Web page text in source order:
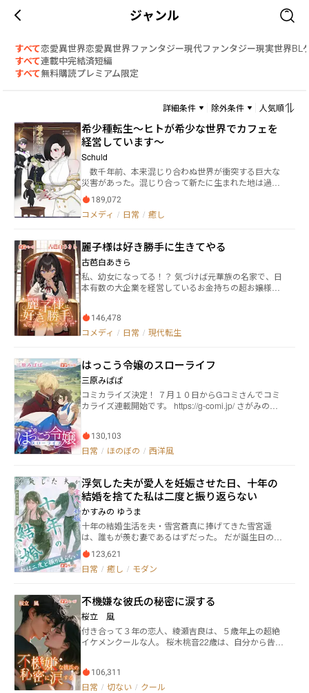
ジャンル
すべて恋愛異世界恋愛異世界ファンタジー現代ファンタジー現実世界BL
すべて連載中完結済短編
すべて無料購読プレミアム限定
詳細条件 除外条件 人気順
希少種転生～ヒトが希少な世界でカフェを
経営しています～
Schuld
数千年前、本来混じり合わぬ世界が衝突する巨大な
災害があった。混じり合って新たに生まれた地は過酷
な環境で高次の種族しか生存が適わず、独自の文化形
態を持って文明を再スタートするしかなかったが、安
定期に入った今、一つの種族が滅びに瀕していた。
併呑されたが、その脆い構造、短い寿命、才ある個体
とそうでない個体の極端な差から徐々に減少。現在の
生存数は十万を割り、最早少数民族と化していた。
一方でヒトは小さくて脆弱ながら、混じり合った世界
の他種族からは「可愛らしい」と呼ばれる容姿から珍
とで癒やされる愛玩動物的な立ち位置だ。 /そんな世
界に転生してしまった一人の男は、祖父からヒトの血
を絶やしてはならぬという遺言を受け取り、僅かな財
即ち、穏健なハーレムを作って人口現象に僅かなりと
も貢献しようという険しい道。そのため、彼は人脈を
築くべく高級カフェを開き、多くの他種族と関わる道
を選ぶ。人外ヒロイン多数の陰謀系ラブコメディー、
これより開幕。 ※9/24/2025より29話移行が有料化対象
となりました。 告知が大変遅れて申し訳ありませ
気になる! という方は作者に缶コーヒーでも奢ってや
るつもりでご購入いただけると幸いです。
189,072
コメディ / 日常 / 癒し
麗子様は好き勝手に生きてやる
古芭白あきら
私、幼女になってる！？ 気づけば元華族の名家で、日
本有数の大企業を経営しているお金持ちの超お嬢様、
った超ラッキー！……と思ってた時が私にもありまし
たよ、と。 小学校で出会ったのは、前世で愛読してた
て婚約者の御曹司から婚約破棄され家ごと没落させら
れる悪役お嬢様？ そんなのい～や～だ～。 私はあなた
達に関わらず恋に友情に青春にと人生を謳歌するか
ら、そっちはそっちで勝手にやってちょうだい。っ
て、どうしてあんた達が絡んでくるのよ！ 取り巻きお
の周りにわらわらと。 私は破滅人生を回避して、好き
勝手に生きてやる……はずだったのに、今日もほのぼ
のコメディ生活を送っております。 （この作品はフィ
ノベストリートにも投稿しております（ネオページで
先行投稿しております） ※※※ネオページ連載契約作品
【毎週火・土曜 夜更新】※※※
146,478
コメディ / 日常 / 現代転生
はっこう令嬢のスローライフ
三原みぱぱ
コミカライズ決定！ ７月１０日からGコミさんでコミ
カライズ連載開始です。 https://g-comi.jp/ さがみのの
って妹のアリスのお世話をして暮らしていた。 ファー
レン家の白百合と呼ばれるアリスに対し、「じゃない
サラの気持ちを無視して婚約が成立し、一年が過ぎた
ころ、ジェラール王子はサラに「真実の愛を見つけた
ので、婚約を破棄する」と言い放った。 それだけであ
れば、望まぬ婚約を破棄されただけだったのだが、ジ
ェラール王子はサラを暗殺未遂の罪で追放したのだっ
た。 僻地ランドールへ追放されたサラは、ある日突然
身に付けた異能の力を使い、一人暮らしを満喫してい
た。 そこにエリオットとハンナと言う旅の父娘が現
れ、奇妙な三人暮らしが始まったのだった。
130,103
日常 / ほのぼの / 西洋風
浮気した夫が愛人を妊娠させた日、十年の
結婚を捨てた私は二度と振り返らない
かすみの ゆうま
十年の結婚生活を夫・雪宮蒼真に捧げてきた雪宮遥
は、誰もが羨む妻であるはずだった。 だが誕生日の
夜、恩人を名乗る藤原美由紀が忍び込み、温かな家庭
は音を立てて崩れ始める。 蒼真は彼女を庇い、義母・
佳代も跡継ぎのために美由紀を手厚く迎え入れる。孤
見さえ奪った。 積み重なる裏切りと屈辱の果て、遥の
心は完全に凍りつき、やがて静かな決意へと変わる――す
べてを捨て、必ず彼らに思い知らせる。
123,621
日常 / 癒し / モダン
不機嫌な彼氏の秘密に涙する
桜立 風
付き合って３年の恋人、綾瀬吉良は、５歳年上の超絶
イケメンクールな人。 桜木桃音22歳は、自分から告白
きしめたり、そもそも会えなかったり、連絡もあまり
してくるなとか言うし…本当に自分は愛されているの
106,311
日常 / 切ない / クール